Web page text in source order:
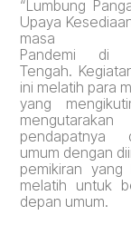
“Lumbung
Upaya
masa
Pandemi di
Tengah.
ini melatih para
yang
mengutarakan
pendapatnya
umum dengan
pemikiran yang
melatih untuk
depan umum.